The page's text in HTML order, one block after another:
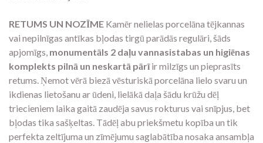
RETUMS UN NOZĪME Kamēr nelielas porcelāna tējkannas
vai nepilnīgas antīkas bļodas tirgū parādās regulāri,šāds
apjomīgs, monumentāls 2 daļu vannasistabas un higiēnas
komplekts pilnā un neskartā pārīir milzīgs un pieprasīts
retums.Ņemot vērā biezā vēsturiskā porcelāna lielo svaru un
ikdienas lietošanu ar ūdeni, lielākā daļa šādu krūžu dēļ
triecieniem laika gaitā zaudēja savus rokturus vai snīpjus, bet
bļodas tika sašķeltas. Tādēļ abu priekšmetu kopība un tik
perfekta zeltījuma un zīmējumu saglabātība nosaka ansambļa